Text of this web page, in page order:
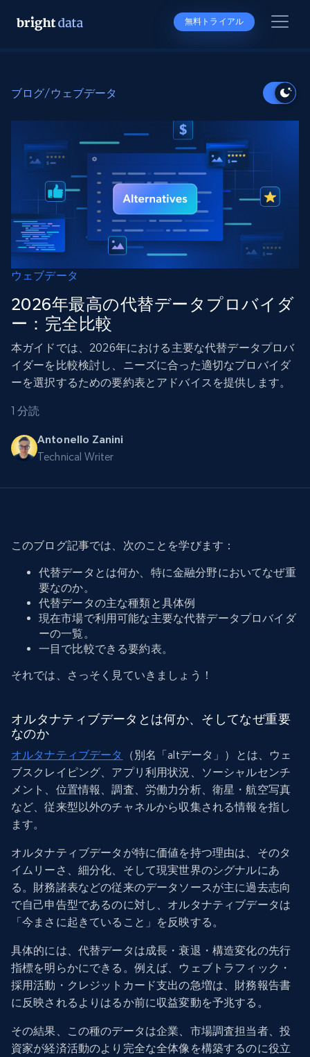
無料トライアル
ブログ/ウェブデータ
ウェブデータ
2026年最高の代替データプロバイダ
ー：完全比較
本ガイドでは、2026年における主要な代替データプロバ
イダーを比較検討し、ニーズに合った適切なプロバイダ
ーを選択するための要約表とアドバイスを提供します。
1 分読
Antonello Zanini
Technical Writer
このブログ記事では、次のことを学びます：
代替データとは何か、特に金融分野においてなぜ重
要なのか。
代替データの主な種類と具体例
現在市場で利用可能な主要な代替データプロバイダ
ーの一覧。
一目で比較できる要約表。
それでは、さっそく見ていきましょう！
オルタナティブデータとは何か、そしてなぜ重要
なのか
オルタナティブデータ
（別名「altデータ」）とは、ウェ
ブスクレイピング、アプリ利用状況、ソーシャルセンチ
メント、位置情報、調査、労働力分析、衛星・航空写真
など、従来型以外のチャネルから収集される情報を指し
ます。
オルタナティブデータが特に価値を持つ理由は、そのタ
イムリーさ、細分化、そして現実世界のシグナルにあ
る。財務諸表などの従来のデータソースが主に過去志向
で自己申告型であるのに対し、オルタナティブデータは
「今まさに起きていること」を反映する。
具体的には、代替データは成長・衰退・構造変化の先行
指標を明らかにできる。例えば、ウェブトラフィック・
採用活動・クレジットカード支出の急増は、財務報告書
に反映されるよりはるか前に収益変動を予兆する。
その結果、この種のデータは企業、市場調査担当者、投
資家が経済活動のより完全な全体像を構築するのに役立